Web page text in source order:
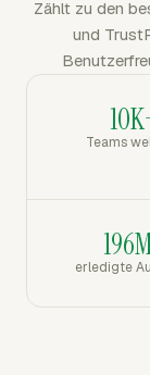
Zählt zu den
und
Teams
erledigte